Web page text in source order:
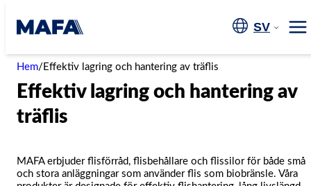
innehåll
SV
Hem/ Effektiv lagring och hantering av träflis
Effektiv lagring och hantering av
träflis
MAFA erbjuder flisförråd, flisbehållare och flissilor för både små
och stora anläggningar som använder flis som biobränsle. Våra